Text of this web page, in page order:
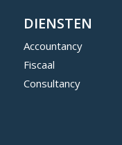
DIENSTEN
Accountancy
Fiscaal
Consultancy